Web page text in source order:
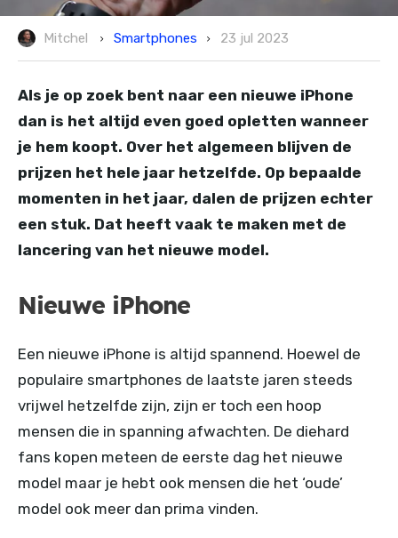
Mitchel Smartphones 23 jul 2023
Als je op zoek bent naar een nieuwe iPhone
dan is het altijd even goed opletten wanneer
je hem koopt. Over het algemeen blijven de
prijzen het hele jaar hetzelfde. Op bepaalde
momenten in het jaar, dalen de prijzen echter
een stuk. Dat heeft vaak te maken met de
lancering van het nieuwe model.
Nieuwe iPhone
Een nieuwe iPhone is altijd spannend. Hoewel de
populaire smartphones de laatste jaren steeds
vrijwel hetzelfde zijn, zijn er toch een hoop
mensen die in spanning afwachten. De diehard
fans kopen meteen de eerste dag het nieuwe
model maar je hebt ook mensen die het ‘oude’
model ook meer dan prima vinden.